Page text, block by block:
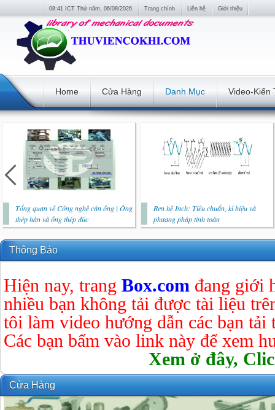
08:41 ICT Thứ năm, 06/08/2026 Trang chính Liên hệ Giới thiệu
Home Cửa Hàng Danh Mục Video-Kiến
Tổng quan về Công nghệ cán ống | Ống
thép hàn và ống thép đúc
Ren hệ Inch: Tiêu chuẩn, kí hiệu và
phương pháp tính toán
Thông Báo
Hiện nay, trang Box.com đang giới
nhiều bạn không tải được tài liệu
tôi làm video hướng dẫn các bạn tải
Các bạn bấm vào link này để xem
Xem ở đây,
Cửa Hàng